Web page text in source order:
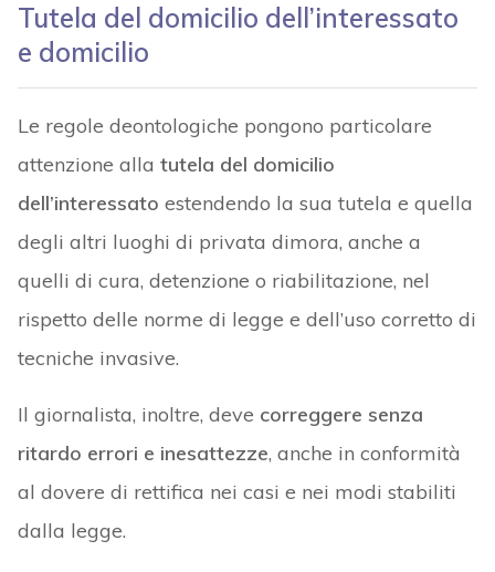
Tutela del domicilio dell’interessato
e domicilio
Le regole deontologiche pongono particolare
attenzione alla tutela del domicilio
dell’interessato estendendo la sua tutela e quella
degli altri luoghi di privata dimora, anche a
quelli di cura, detenzione o riabilitazione, nel
rispetto delle norme di legge e dell’uso corretto di
tecniche invasive.
Il giornalista, inoltre, deve correggere senza
ritardo errori e inesattezze, anche in conformità
al dovere di rettifica nei casi e nei modi stabiliti
dalla legge.